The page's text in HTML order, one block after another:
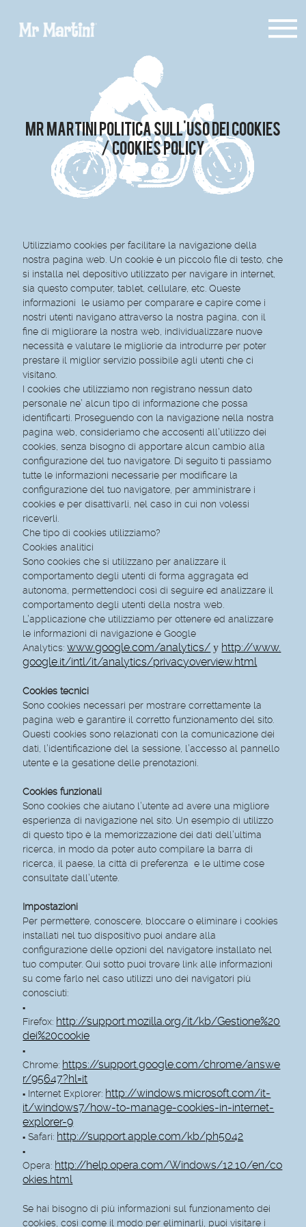
Mr Martini Politica sull’uso dei cookies
/ Cookies Policy
Utilizziamo cookies per facilitare la navigazione della
nostra pagina web. Un cookie è un piccolo file di testo, che
si installa nel depositivo utilizzato per navigare in internet,
sia questo computer, tablet, cellulare, etc. Queste
informazioni le usiamo per comparare e capire come i
nostri utenti navigano attraverso la nostra pagina, con il
fine di migliorare la nostra web, individualizzare nuove
necessità e valutare le migliorie da introdurre per poter
prestare il miglior servizio possibile agli utenti che ci
visitano.
I cookies che utilizziamo non registrano nessun dato
personale ne’ alcun tipo di informazione che possa
identificarti. Proseguendo con la navigazione nella nostra
pagina web, consideriamo che accosenti all’utilizzo dei
cookies, senza bisogno di apportare alcun cambio alla
configurazione del tuo navigatore. Di seguito ti passiamo
tutte le informazioni necessarie per modificare la
configurazione del tuo navigatore, per amministrare i
cookies e per disattivarli, nel caso in cui non volessi
riceverli.
Che tipo di cookies utilizziamo?
Cookies analitici
Sono cookies che si utilizzano per analizzare il
comportamento degli utenti di forma aggragata ed
autonoma, permettendoci così di seguire ed analizzare il
comportamento degli utenti della nostra web.
L’applicazione che utilizziamo per ottenere ed analizzare
le informazioni di navigazione è Google
Analytics: www.google.com/analytics/ y http://www.
google.it/intl/it/analytics/privacyoverview.html
Cookies tecnici
Sono cookies necessari per mostrare correttamente la
pagina web e garantire il corretto funzionamento del sito.
Questi cookies sono relazionati con la comunicazione dei
dati, l’identificazione del la sessione, l’accesso al pannello
utente e la gesatione delle prenotazioni.
Cookies funzionali
Sono cookies che aiutano l’utente ad avere una migliore
esperienza di navigazione nel sito. Un esempio di utilizzo
di questo tipo è la memorizzazione dei dati dell’ultima
ricerca, in modo da poter auto compilare la barra di
ricerca, il paese, la città di preferenza e le ultime cose
consultate dall’utente.
Impostazioni
Per permettere, conoscere, bloccare o eliminare i cookies
installati nel tuo dispositivo puoi andare alla
configurazione delle opzioni del navigatore installato nel
tuo computer. Qui sotto puoi trovare link alle informazioni
su come farlo nel caso utilizzi uno dei navigatori più
conosciuti:
▪
Firefox: http://support.mozilla.org/it/kb/Gestione%20
dei%20cookie
▪
Chrome: https://support.google.com/chrome/answe
r/95647?hl=it
▪ Internet Explorer: http://windows.microsoft.com/it-
it/windows7/how-to-manage-cookies-in-internet-
explorer-9
▪ Safari: http://support.apple.com/kb/ph5042
▪
Opera: http://help.opera.com/Windows/12.10/en/co
okies.html
Se hai bisogno di più informazioni sul funzionamento dei
cookies, così come il modo per eliminarli, puoi visitare i